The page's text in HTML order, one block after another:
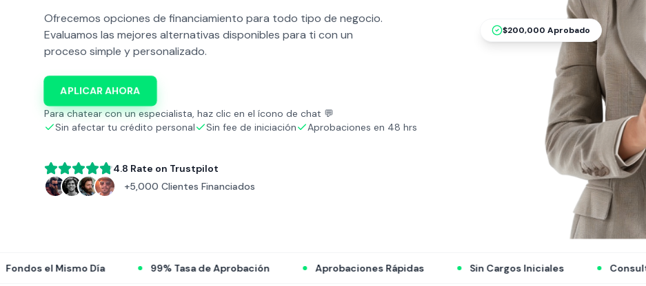
Ofrecemos opciones de financiamiento para todo tipo de negocio.
Evaluamos las mejores alternativas disponibles para ti con un
proceso simple y personalizado.
APLICAR AHORA
Para chatear con un especialista, haz clic en el ícono de chat 💬
Sin afectar tu crédito personal
Sin fee de iniciación Aprobaciones en 48 hrs
4.8 Rate on Trustpilot
+5,000 Clientes Financiados
$200,000 Aprobado
99% Tasa de Aprobación Aprobaciones Rápidas Sin Cargos Iniciales Consulta de Crédito Suave